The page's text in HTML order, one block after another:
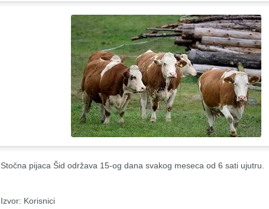
Stočna pijaca Šid održava 15-og dana svakog meseca od 6 sati ujutru.
Izvor: Korisnici